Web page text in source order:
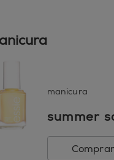
2
manicura
summer
Comprar